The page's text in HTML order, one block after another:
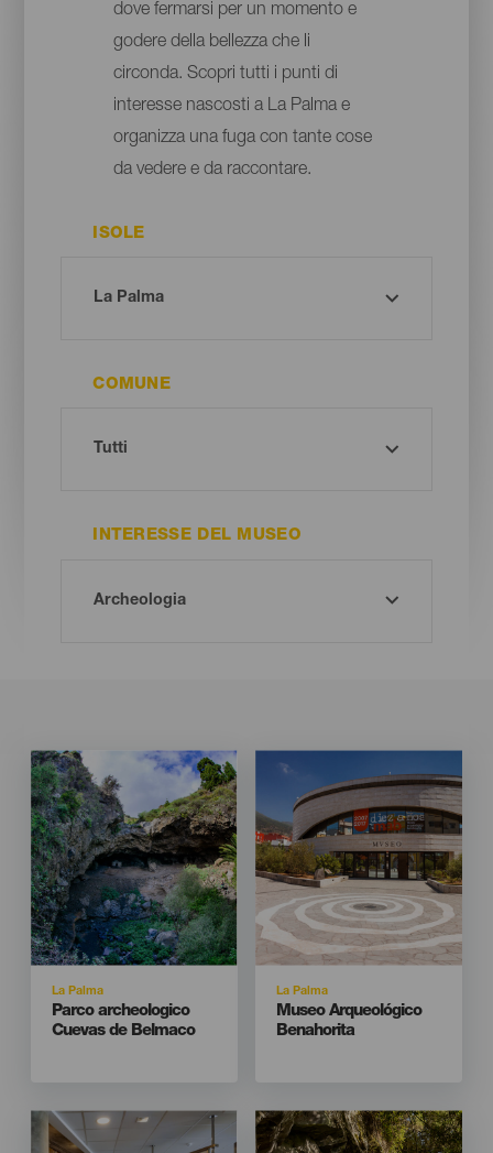
dove fermarsi per un momento e
godere della bellezza che li
circonda. Scopri tutti i punti di
interesse nascosti a La Palma e
organizza una fuga con tante cose
da vedere e da raccontare.
ISOLE
COMUNE
INTERESSE DEL MUSEO
Imagen
Listado
Imagen
Isla
La Palma
Titular
Parco archeologico
Cuevas de Belmaco
Listado
Isla
La Palma
Titular
Museo Arqueológico
Benahorita
Imagen
Listado
Imagen
Imagen
Listado
Imagen